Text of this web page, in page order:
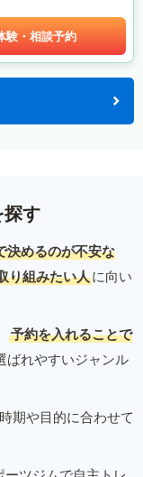
験・相談予約
探す
決めるのが不安な
り組みたい人に向い
予約を入れることで
ばれやすいジャンル
期や目的に合わせて